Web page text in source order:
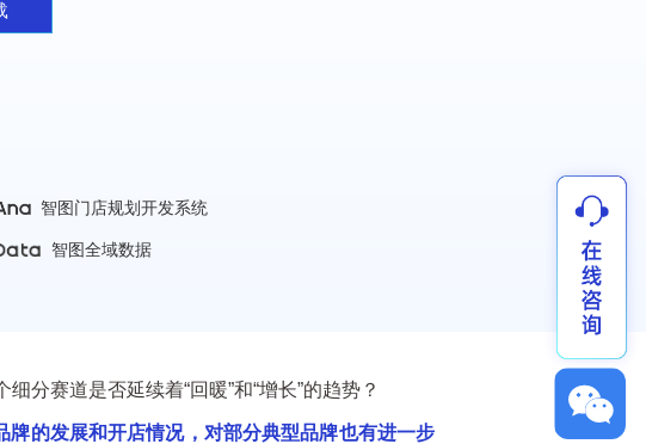
智图门店规划开发系统
智图全域数据
分赛道是否延续着“回暖”和“增长”的趋势？
的发展和开店情况，对部分典型品牌也有进一步
ꀥ